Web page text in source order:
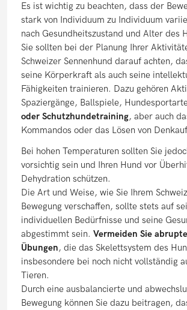
Es ist wichtig zu beachten, dass der
stark von Individuum zu Individuum
nach Gesundheitszustand und Alter des
Sie sollten bei der Planung Ihrer
Schweizer Sennenhund darauf achten,
seine Körperkraft als auch seine
Fähigkeiten trainieren. Dazu gehören
Spaziergänge, Ballspiele,
oder Schutzhundetraining, aber auch
Kommandos oder das Lösen von
Bei hohen Temperaturen sollten Sie
vorsichtig sein und Ihren Hund vor
Dehydration schützen.
Die Art und Weise, wie Sie Ihrem
Bewegung verschaffen, sollte stets auf
individuellen Bedürfnisse und seine
abgestimmt sein. Vermeiden Sie
Übungen, die das Skelettsystem des
insbesondere bei noch nicht vollständig
Tieren.
Durch eine ausbalancierte und
Bewegung können Sie dazu beitragen,